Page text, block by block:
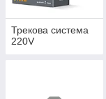
Трекова система
220V